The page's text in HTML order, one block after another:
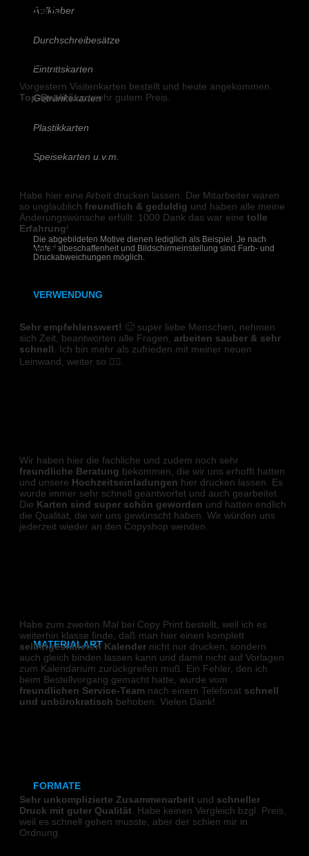
Aufkleber
Durchschreibesätze
Eintrittskarten
Getränkekarten
Plastikkarten
Speisekarten u.v.m.
Die abgebildeten Motive dienen lediglich als Beispiel. Je nach
Materialbeschaffenheit und Bildschirmeinstellung sind Farb- und
Druckabweichungen möglich.
VERWENDUNG
Hochzeitseinladungen auf Holz
Geburtstagseinladungen auf Holz
Platzkarten auf Canva
Sitpzplan auf Canva
Küchenmagnet aus Keramik
MATERIALART
Holz
Leinwand
FORMATE
70x50 mm (Magnet)
Marie K.
Vorgestern Visitenkarten bestellt und heute angekommen.
Top Qualitätzu sehr gutem Preis.
Habe hier eine Arbeit drucken lassen. Die Mitarbeiter waren
so unglaublich freundlich & geduldig und haben alle meine
Änderungswünsche erfüllt. 1000 Dank das war eine tolle
Erfahrung!
Clara M.
Sehr empfehlenswert! 🙂 super liebe Menschen, nehmen
sich Zeit, beantworten alle Fragen, arbeiten sauber & sehr
schnell . Ich bin mehr als zufrieden mit meiner neuen
Leinwand, weiter so 👍🏼.
Wir haben hier die fachliche und zudem noch sehr
freundliche Beratung bekommen, die wir uns erhofft hatten
und unsere Hochzeitseinladungen hier drucken lassen. Es
wurde immer sehr schnell geantwortet und auch gearbeitet.
Die Karten sind super schön geworden und hatten endlich
die Qualität, die wir uns gewünscht haben. Wir würden uns
jederzeit wieder an den Copyshop wenden.
Habe zum zweiten Mal bei Copy Print bestellt, weil ich es
weiterhin klasse finde, daß man hier einen komplett
selbstgestalteten Kalender nicht nur drucken, sondern
auch gleich binden lassen kann und damit nicht auf Vorlagen
zum Kalendarium zurückgreifen muß. Ein Fehler, den ich
beim Bestellvorgang gemacht hatte, wurde vom
freundlichen Service-Team nach einem Telefonat schnell
und unbürokratisch behoben. Vielen Dank!
Sehr unkomplizierte Zusammenarbeit und schneller
Druck mit guter Qualität . Habe keinen Vergleich bzgl. Preis,
weil es schnell gehen musste, aber der schien mir in
Ordnung.